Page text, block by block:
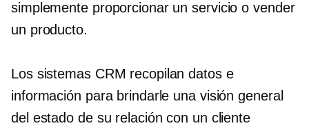
simplemente proporcionar un servicio o vender
un producto.
Los sistemas CRM recopilan datos e
información para brindarle una visión general
del estado de su relación con un cliente